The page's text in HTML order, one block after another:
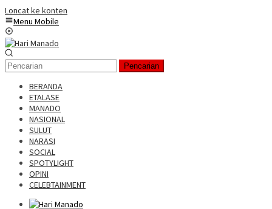
Loncat ke konten
Menu Mobile
Pencarian
BERANDA
ETALASE
MANADO
NASIONAL
SULUT
NARASI
SOCIAL
SPOTYLIGHT
OPINI
CELEBTAINMENT